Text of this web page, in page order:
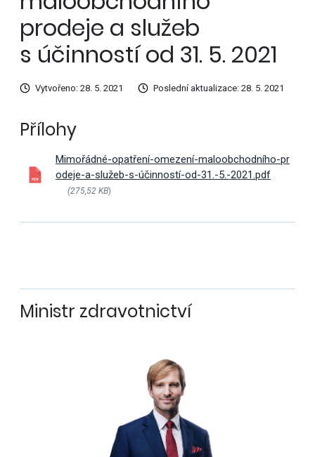
prodeje a služeb
s účinností od 31. 5. 2021
Vytvořeno: 28. 5. 2021 Poslední aktualizace: 28. 5. 2021
Přílohy
Mimořádné-opatření-omezení-maloobchodního-pr
odeje-a-služeb-s-účinností-od-31.-5.-2021.pdf
(275,52 KB)
Ministr zdravotnictví